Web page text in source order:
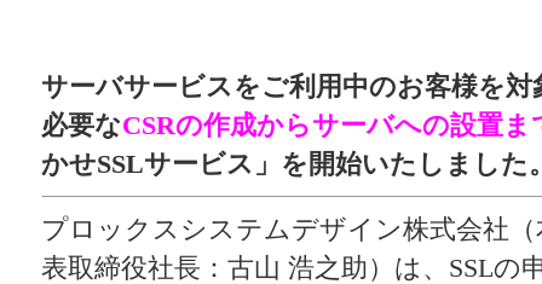
サーバサービスをご利用中のお客様を対
必要なCSRの作成からサーバへの設置
かせSSLサービス」を開始いたしました
プロックスシステムデザイン株式会社
表取締役社長：古山 浩之助）は、SSLの